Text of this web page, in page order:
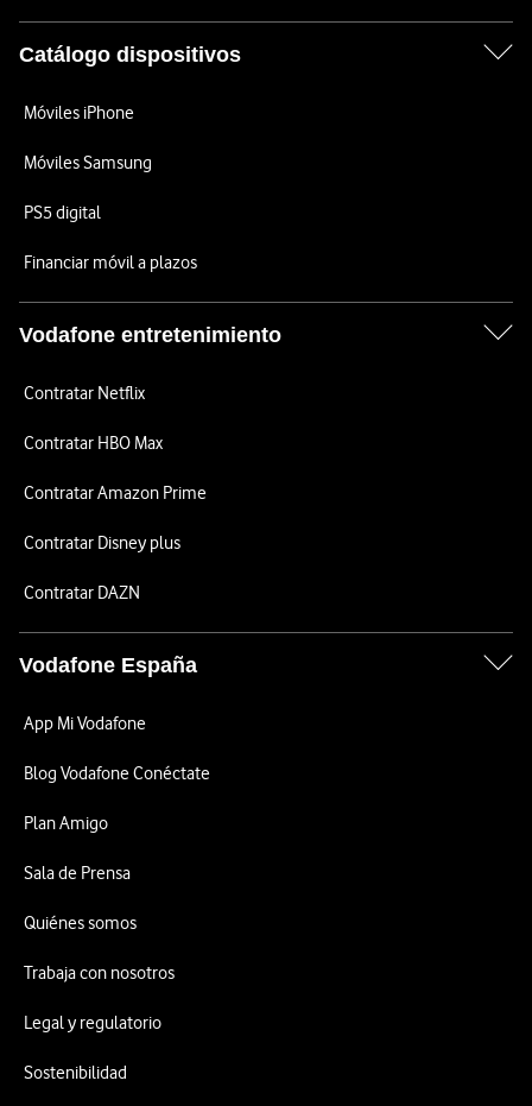
Catálogo dispositivos
Móviles iPhone
Móviles Samsung
PS5 digital
Financiar móvil a plazos
Vodafone entretenimiento
Contratar Netflix
Contratar HBO Max
Contratar Amazon Prime
Contratar Disney plus
Contratar DAZN
Vodafone España
App Mi Vodafone
Blog Vodafone Conéctate
Plan Amigo
Sala de Prensa
Quiénes somos
Trabaja con nosotros
Legal y regulatorio
Sostenibilidad